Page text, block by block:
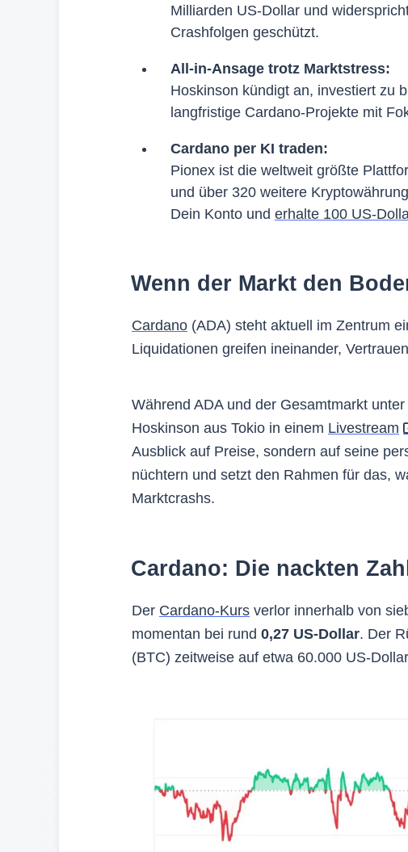
Milliarden US-Dollar und
Crashfolgen geschützt.
All-in-Ansage trotz Marktstress:
Hoskinson kündigt an, investiert zu
langfristige Cardano-Projekte mit
Cardano per KI traden:
Pionex ist die weltweit größte
und über 320 weitere
Dein Konto und erhalte 100 US-
Wenn der Markt den
Cardano (ADA) steht aktuell im Zentrum
Liquidationen greifen ineinander,
Während ADA und der Gesamtmarkt
Hoskinson aus Tokio in einem Livestream
Ausblick auf Preise, sondern auf seine
nüchtern und setzt den Rahmen für das,
Marktcrashs.
Cardano: Die nackten
Der Cardano-Kurs verlor innerhalb von
momentan bei rund 0,27 US-Dollar. Der
(BTC) zeitweise auf etwa 60.000 US-